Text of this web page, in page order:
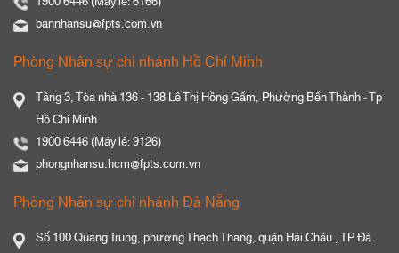
bannhansu@fpts.com.vn
Phòng Nhân sự chi nhánh Hồ Chí Minh
Tầng 3, Tòa nhà 136 - 138 Lê Thị Hồng Gấm, Phường Bến Thành - Tp
Hồ Chí Minh
1900 6446 (Máy lẻ: 9126)
phongnhansu.hcm@fpts.com.vn
Phòng Nhân sự chi nhánh Đà Nẵng
Số 100 Quang Trung, phường Thạch Thang, quận Hải Châu , TP Đà